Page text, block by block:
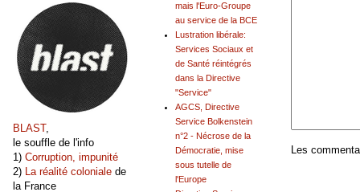
Les
mais l'Euro-Groupe
au service de la BCE
Lustration libérale:
Services Sociaux et
de Santé réintégrés
dans la Directive
"Service"
AGCS, Directive
Service Bolkenstein
n°2 - Nécrose de la
Démocratie, mise
sous tutelle de
l'Europe
BLAST,
le souffle de l'info
1) Corruption, impunité
2) La réalité coloniale de
la France